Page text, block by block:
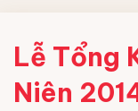
Lễ Tổng
Niên